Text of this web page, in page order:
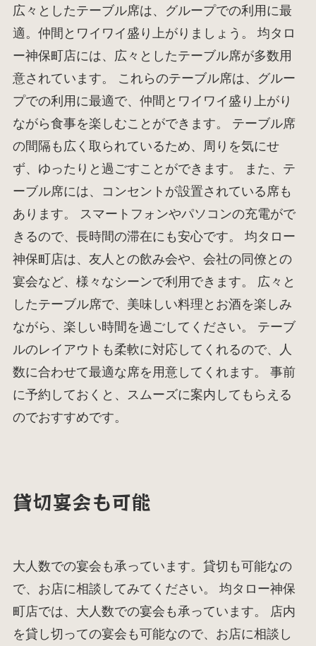
広々としたテーブル席は、グループでの利用に最
適。仲間とワイワイ盛り上がりましょう。 均タロ
ー神保町店には、広々としたテーブル席が多数用
意されています。 これらのテーブル席は、グルー
プでの利用に最適で、仲間とワイワイ盛り上がり
ながら食事を楽しむことができます。 テーブル席
の間隔も広く取られているため、周りを気にせ
ず、ゆったりと過ごすことができます。 また、テ
ーブル席には、コンセントが設置されている席も
あります。 スマートフォンやパソコンの充電がで
きるので、長時間の滞在にも安心です。 均タロー
神保町店は、友人との飲み会や、会社の同僚との
宴会など、様々なシーンで利用できます。 広々と
したテーブル席で、美味しい料理とお酒を楽しみ
ながら、楽しい時間を過ごしてください。 テーブ
ルのレイアウトも柔軟に対応してくれるので、人
数に合わせて最適な席を用意してくれます。 事前
に予約しておくと、スムーズに案内してもらえる
のでおすすめです。
貸切宴会も可能
大人数での宴会も承っています。貸切も可能なの
で、お店に相談してみてください。 均タロー神保
町店では、大人数での宴会も承っています。 店内
を貸し切っての宴会も可能なので、お店に相談し